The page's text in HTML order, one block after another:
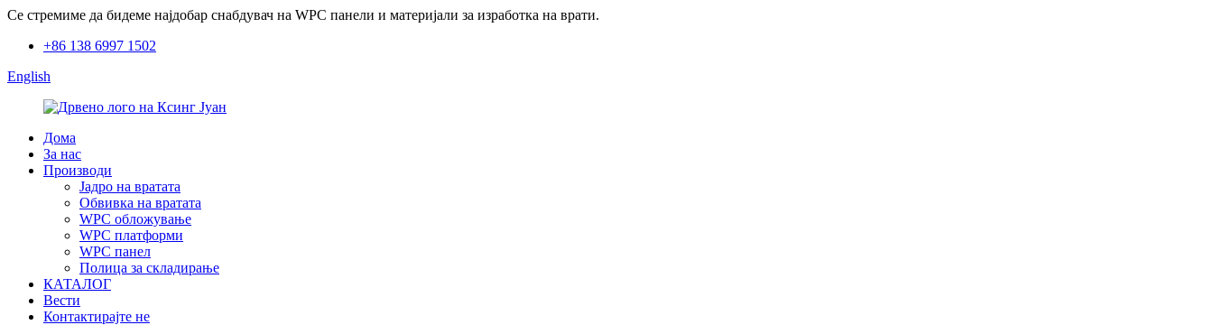
Се стремиме да бидеме најдобар снабдувач на WPC панели и материјали за изработка на врати.
+86 138 6997 1502
English
Дома
За нас
Производи
Јадро на вратата
Обвивка на вратата
WPC обложување
WPC платформи
WPC панел
Полица за складирање
КАТАЛОГ
Вести
Контактирајте не